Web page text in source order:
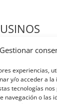
Gestionar
experiencias,
y/o acceder a
tecnologías
navegación o las